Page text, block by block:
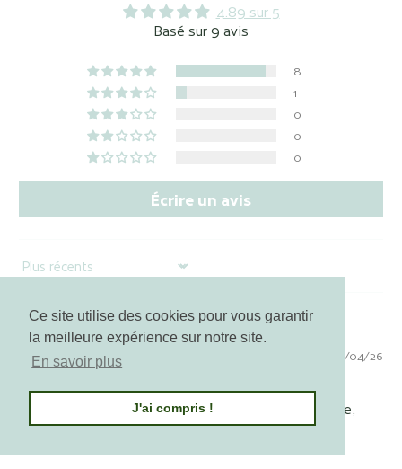
Ce site utilise des cookies pour vous garantir
la meilleure expérience sur notre site.
En savoir plus
J'ai compris !
4.89 sur 5
Basé sur 9 avis
8
1
0
0
0
Écrire un avis
Sort by
Tiffany Rogado
30/04/26
Bonne crème hydratante, on sent qu'elle est riche,
pas besoin d'en mettre une grosse quantité ! Je